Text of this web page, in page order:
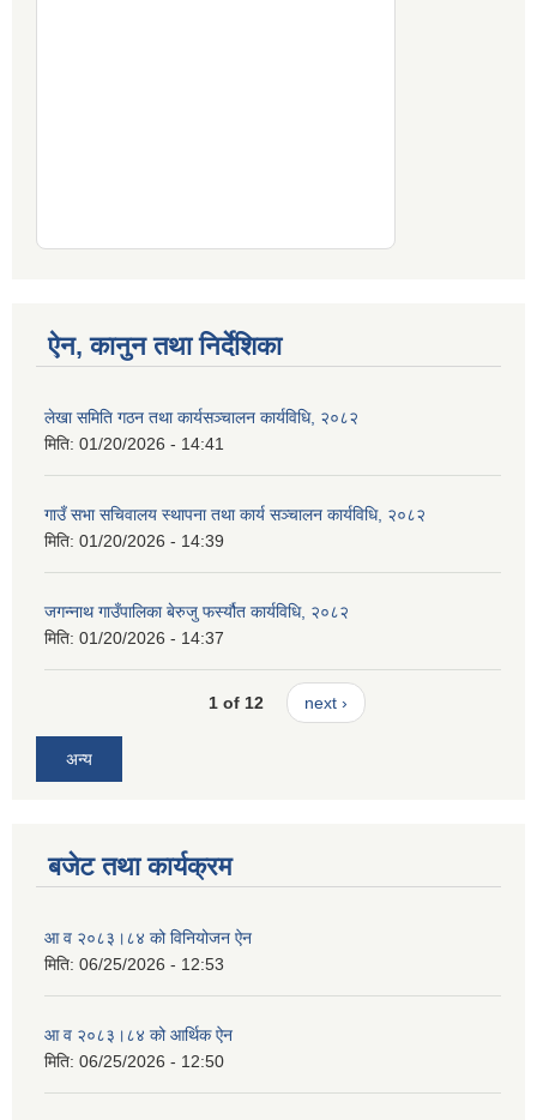
ऐन, कानुन तथा निर्देशिका
लेखा समिति गठन तथा कार्यसञ्चालन कार्यविधि, २०८२
मिति: 01/20/2026 - 14:41
गाउँ सभा सचिवालय स्थापना तथा कार्य सञ्चालन कार्यविधि, २०८२
मिति: 01/20/2026 - 14:39
जगन्नाथ गाउँपालिका बेरुजु फर्स्यौत कार्यविधि, २०८२
मिति: 01/20/2026 - 14:37
1 of 12 next ›
अन्य
बजेट तथा कार्यक्रम
आ व २०८३।८४ को विनियोजन ऐन
मिति: 06/25/2026 - 12:53
आ व २०८३।८४ को आर्थिक ऐन
मिति: 06/25/2026 - 12:50